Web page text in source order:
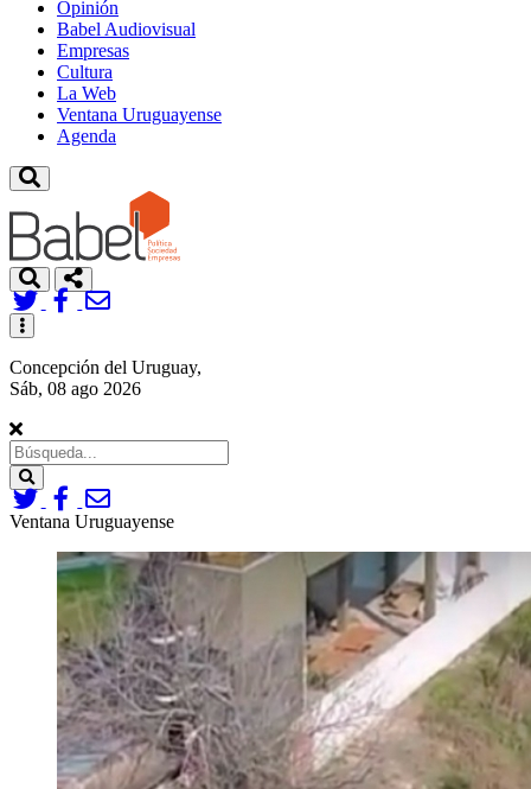
Opinión
Babel Audiovisual
Empresas
Cultura
La Web
Ventana Uruguayense
Agenda
Toggle
navigation
Concepción del Uruguay,
Sáb, 08 ago 2026
Search
Ventana Uruguayense